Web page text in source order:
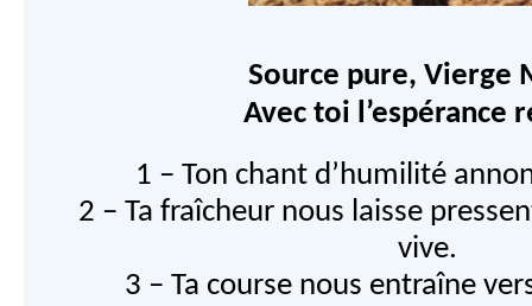
Source pure, Vierge
Avec toi l’espérance
1 – Ton chant d’humilité
2 – Ta fraîcheur nous laisse
vive.
3 – Ta course nous entraîne